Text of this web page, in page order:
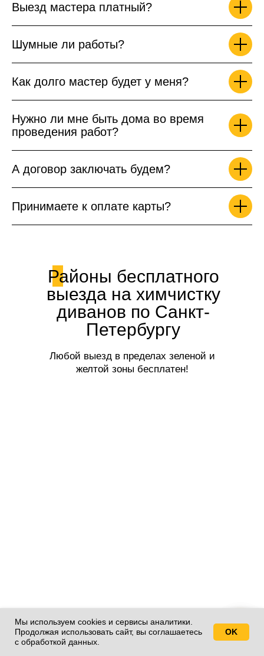
Свяжитесь с нами!
Мы используем cookies и сервисы аналитики.
Продолжая использовать сайт, вы соглашаетесь
с обработкой данных.
OK
Выезд мастера платный?
Шумные ли работы?
Как долго мастер будет у меня?
Нужно ли мне быть дома во время
проведения работ?
А договор заключать будем?
Принимаете к оплате карты?
Районы бесплатного
выезда на химчистку
диванов по Санкт-
Петербургу
Любой выезд в пределах зеленой и
желтой зоны бесплатен!